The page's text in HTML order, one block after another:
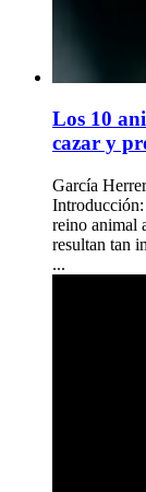
Los 10
cazar y
García
Introducción:
reino animal
resultan tan
...